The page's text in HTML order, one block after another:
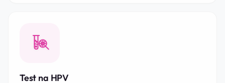
Test na HPV